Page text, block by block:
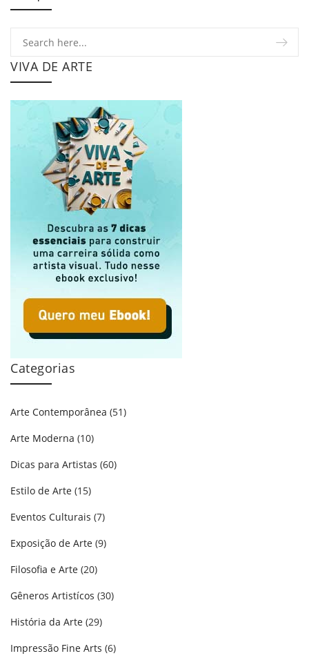
VIVA DE ARTE
Categorias
Arte Contemporânea (51)
Arte Moderna (10)
Dicas para Artistas (60)
Estilo de Arte (15)
Eventos Culturais (7)
Exposição de Arte (9)
Filosofia e Arte (20)
Gêneros Artistícos (30)
História da Arte (29)
Impressão Fine Arts (6)